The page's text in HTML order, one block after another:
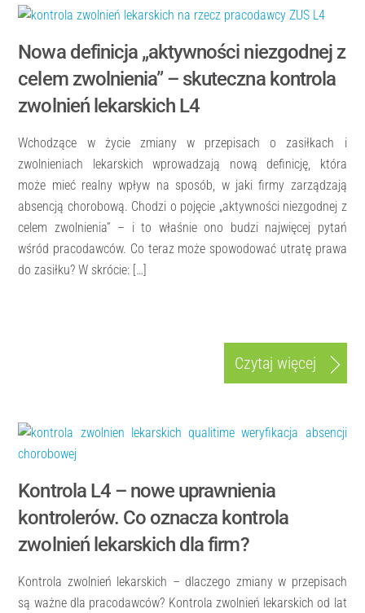
Nowa definicja „aktywności niezgodnej z
celem zwolnienia” – skuteczna kontrola
zwolnień lekarskich L4
Wchodzące w życie zmiany w przepisach o zasiłkach i
zwolnieniach lekarskich wprowadzają nową definicję, która
może mieć realny wpływ na sposób, w jaki firmy zarządzają
absencją chorobową. Chodzi o pojęcie „aktywności niezgodnej z
celem zwolnienia” – i to właśnie ono budzi najwięcej pytań
wśród pracodawców. Co teraz może spowodować utratę prawa
do zasiłku? W skrócie: […]
Czytaj więcej
Kontrola L4 – nowe uprawnienia
kontrolerów. Co oznacza kontrola
zwolnień lekarskich dla firm?
Kontrola zwolnień lekarskich – dlaczego zmiany w przepisach
są ważne dla pracodawców? Kontrola zwolnień lekarskich od lat